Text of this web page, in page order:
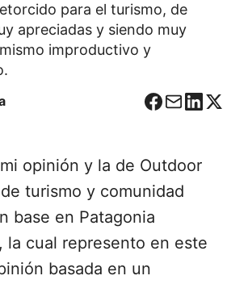
para el turismo, de
apreciadas y siendo muy
improductivo y
F
e
b
o
k
C
r
e
L
k
n
X
opinión y la de Outdoor
turismo y comunidad
base en Patagonia
la cual represento en este
basada en un